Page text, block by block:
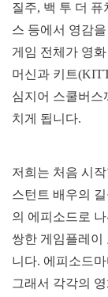
질주, 백 투 더 퓨
스 등에서 영감
게임 전체가 영
머신과 키트
심지어 스쿨버스
치게 됩니다.
저희는 처음 시
스턴트 배우의
의 에피소드로
쌍한 게임플레이
니다. 에피소드
그래서 각각의